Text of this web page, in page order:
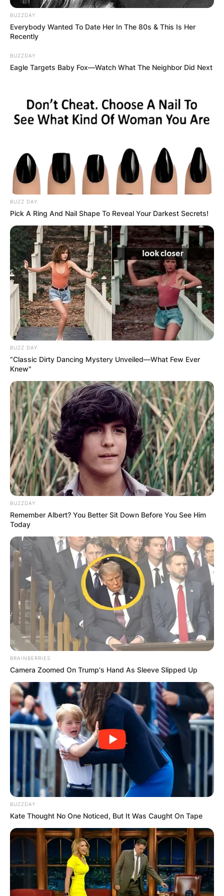
нив. Едноставно самите се сеат, растат,
цветаат. Илјадници врсти, раси, сорти од
жив свет „експлодира“ на нашата
територија, едноставно сам од условите и
дарежливоста на природата. Токму ова
на светската мапа за квалитетна храна.
Само треба да бидеме свесни да ставиме
индустријализација и неповратно
загадување на се што е исконско дадено
чисто, едноставно убаво и природно
функционално. Да, јајцата од Македонија се
намера на овие простори.
10. Раскажете ни за плановите на
фармата во иднина, вклучувајќи ги и
очекувањата за странски инвестиции.
Како го замислувате растот на
бизнисот?
– Во иднина фармата ќе расте до извесно
време, колку што дозволува просторот. Ако
сакам да се проширам како ранч, ќе треба
да се купи и нов простор. Досега се
направени и неколку инвестиции, како
проширување на фарма, а сега ново е тоа
што градиме нов објект кој ќе биде за
посета на сите кои сакаат да дојдат и да си
купат јајца, да останат тука, па дури и да
преспијат и да бидат фармери на неколку
дена. Да ги воведеме во фармерскиот
живот, да се чувствуваат убаво и да се
поврзат со природата. Сакам да испратам
порака дека луѓето треба да се поврзат
повторно со природата бидејќи во
изминатите децении премногу се
оддалечија од природата и станаа
механички суштества, кои се исполнети со
брзање, гнев, стрес и се бомбардирани од
негативни информации. Живеењето на
фарма и поврзувањето со природата е тоа
заземјување кое му недостига на човекот, и
тоа посебно на урбаниот човек, на скопјани
на пример, и на сите тие кои живеат во
поголемите градови низ целиот свет. Без
поврзување со природата и без тој баланс
што мора да го имаме, ние може да бидеме
BUZZDAY
Everybody Wanted To Date Her In The 80s & This Is Her
Recently
BUZZDAY
Eagle Targets Baby Fox—Watch What The Neighbor Did Next
BUZZ DAY
Pick A Ring And Nail Shape To Reveal Your Darkest Secrets!
BUZZ DAY
“Classic Dirty Dancing Mystery Unveiled—What Few Ever
Knew"
BUZZDAY
Remember Albert? You Better Sit Down Before You See Him
Today
BRAINBERRIES
Camera Zoomed On Trump's Hand As Sleeve Slipped Up
BUZZDAY
Kate Thought No One Noticed, But It Was Caught On Tape